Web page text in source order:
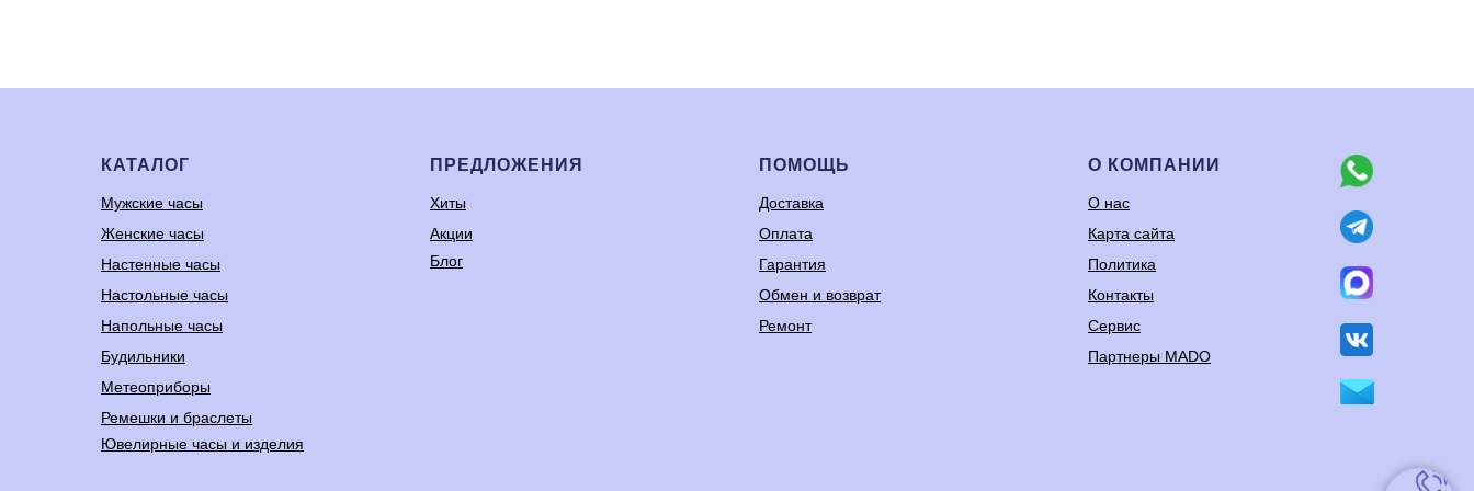
КАТАЛОГ
Мужские часы
Женские часы
Настенные часы
Настольные часы
Напольные часы
Будильники
Метеоприборы
Ремешки и браслеты
Ювелирные часы и изделия
ПРЕДЛОЖЕНИЯ
Хиты
Акции
Блог
ПОМОЩЬ
Доставка
Оплата
Гарантия
Обмен и возврат
Ремонт
О КОМПАНИИ
О нас
Карта сайта
Политика
Контакты
Сервис
Партнеры MADO